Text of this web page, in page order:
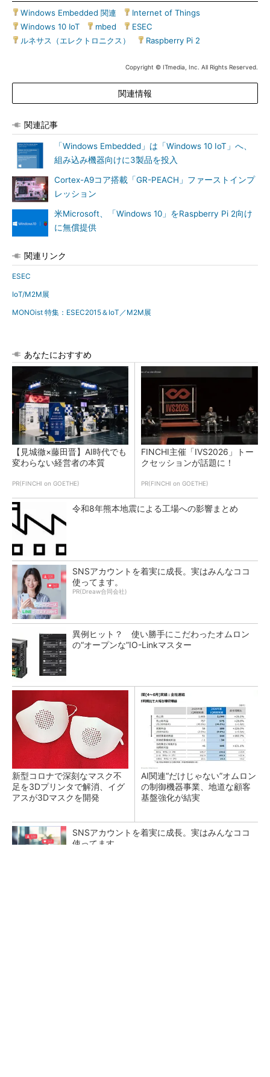
Windows Embedded 関連 Internet of Things
Windows 10 IoT
mbed ESEC
ルネサス（エレクトロニクス）
Raspberry Pi 2
Copyright © ITmedia, Inc. All Rights Reserved.
関連情報
関連記事
「Windows Embedded」は「Windows 10 IoT」へ、
組み込み機器向けに3製品を投入
Cortex-A9コア搭載「GR-PEACH」ファーストインプ
レッション
米Microsoft、「Windows 10」をRaspberry Pi 2向け
に無償提供
関連リンク
ESEC
IoT/M2M展
MONOist 特集：ESEC2015＆IoT／M2M展
あなたにおすすめ
【見城徹×藤田晋】AI時代でも
変わらない経営者の本質
PR(FINCHI on GOETHE)
FINCHI主催「IVS2026」トー
クセッションが話題に！
PR(FINCHI on GOETHE)
令和8年熊本地震による工場への影響まとめ
SNSアカウントを着実に成長。実はみんなココ
使ってます。
PR(Dreaw合同会社)
異例ヒット？ 使い勝手にこだわったオムロン
の“オープンな”IO-Linkマスター
新型コロナで深刻なマスク不
足を3Dプリンタで解消、イグ
アスが3Dマスクを開発
AI関連“だけじゃない”オムロン
の制御機器事業、地道な顧客
基盤強化が結実
SNSアカウントを着実に成長。実はみんなココ
使ってます。